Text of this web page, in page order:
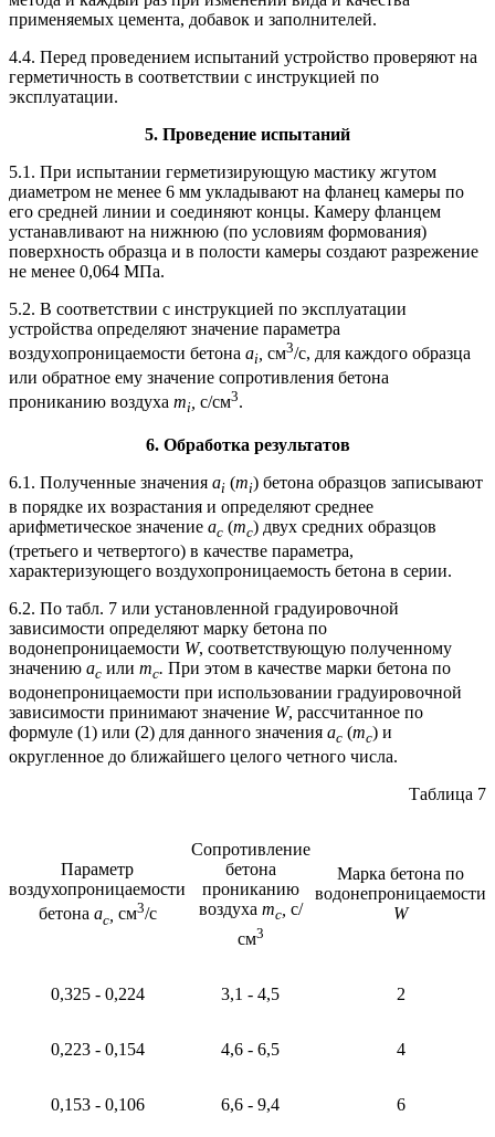
применяемых цемента, добавок и заполнителей.
4.4. Перед проведением испытаний устройство проверяют на
герметичность в соответствии с инструкцией по
эксплуатации.
5. Проведение испытаний
5.1. При испытании герметизирующую мастику жгутом
диаметром не менее 6 мм укладывают на фланец камеры по
его средней линии и соединяют концы. Камеру фланцем
устанавливают на нижнюю (по условиям формования)
поверхность образца и в полости камеры создают разрежение
не менее 0,064 МПа.
5.2. В соответствии с инструкцией по эксплуатации
устройства определяют значение параметра
воздухопроницаемости бетона аi см3/с, для каждого образца
или обратное ему значение сопротивления бетона
прониканию воздуха тi, с/см3.
6. Обработка результатов
6.1. Полученные значения аi (mi) бетона образцов записывают
в порядке их возрастания и определяют среднее
арифметическое значение аc (mc) двух средних образцов
(третьего и четвертого) в качестве параметра,
характеризующего воздухопроницаемость бетона в серии.
6.2. По табл. 7 или установленной градуировочной
зависимости определяют марку бетона по
водонепроницаемости W, соответствующую полученному
значению аc или mc. При этом в качестве марки бетона по
водонепроницаемости при использовании градуировочной
зависимости принимают значение W, рассчитанное по
формуле (1) или (2) для данного значения аc (mc) и
округленное до ближайшего целого четного числа.
Таблица 7
Параметр
воздухопроницаемости
бетона аc, см3/с
Сопротивление
бетона
прониканию
воздуха mc, с/
см3
Марка бетона по
водонепроницаемости
W
0,325 - 0,224 3,1 - 4,5 2
0,223 - 0,154 4,6 - 6,5 4
0,153 - 0,106 6,6 - 9,4 6